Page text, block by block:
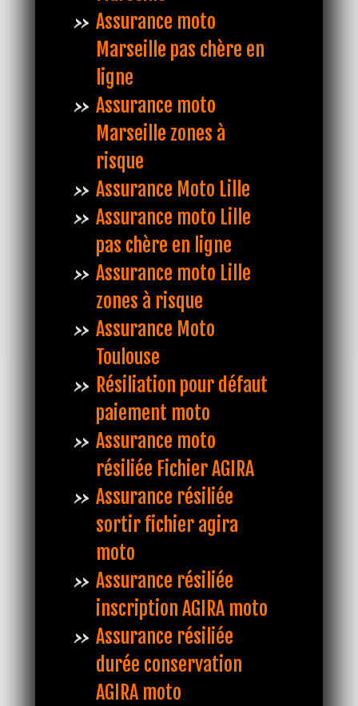
Assurance moto
Marseille pas chère en
ligne
Assurance moto
Marseille zones à
risque
Assurance Moto Lille
Assurance moto Lille
pas chère en ligne
Assurance moto Lille
zones à risque
Assurance Moto
Toulouse
Résiliation pour défaut
paiement moto
Assurance moto
résiliée Fichier AGIRA
Assurance résiliée
sortir fichier agira
moto
Assurance résiliée
inscription AGIRA moto
Assurance résiliée
durée conservation
AGIRA moto